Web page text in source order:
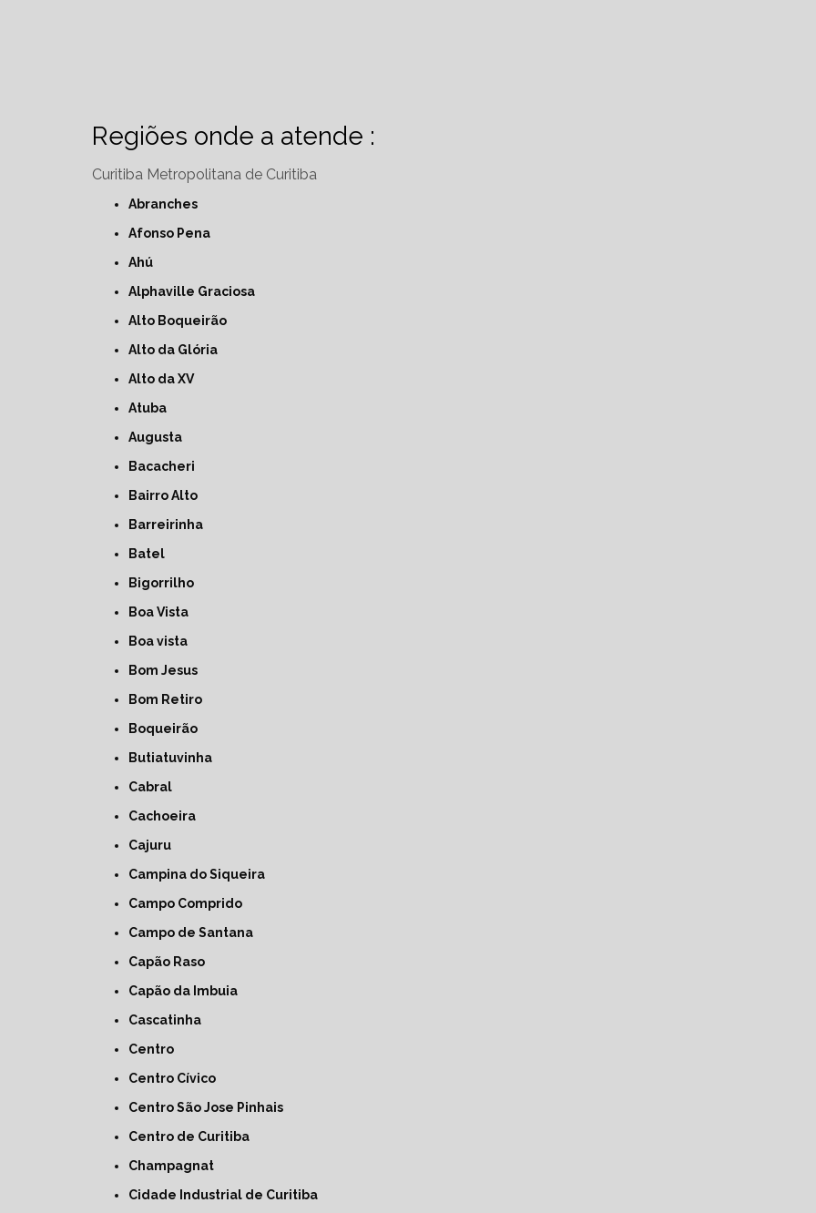
Regiões onde a atende :
Curitiba Metropolitana de Curitiba
Abranches
Afonso Pena
Ahú
Alphaville Graciosa
Alto Boqueirão
Alto da Glória
Alto da XV
Atuba
Augusta
Bacacheri
Bairro Alto
Barreirinha
Batel
Bigorrilho
Boa Vista
Boa vista
Bom Jesus
Bom Retiro
Boqueirão
Butiatuvinha
Cabral
Cachoeira
Cajuru
Campina do Siqueira
Campo Comprido
Campo de Santana
Capão Raso
Capão da Imbuia
Cascatinha
Centro
Centro Cívico
Centro São Jose Pinhais
Centro de Curitiba
Champagnat
Cidade Industrial de Curitiba